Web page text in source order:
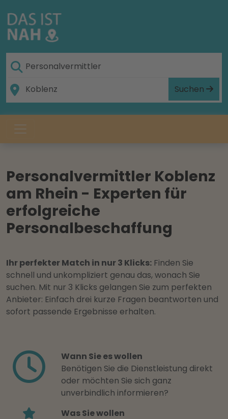
Suchen
Personalvermittler Koblenz
am Rhein - Experten für
erfolgreiche
Personalbeschaffung
Ihr perfekter Match in nur 3 Klicks: Finden Sie
schnell und unkompliziert genau das, wonach Sie
suchen. Mit nur 3 Klicks gelangen Sie zum perfekten
Anbieter: Einfach drei kurze Fragen beantworten und
sofort passende Ergebnisse erhalten.
Wann Sie es wollen
Benötigen Sie die Dienstleistung direkt
oder möchten Sie sich ganz
unverbindlich informieren?
Was Sie wollen